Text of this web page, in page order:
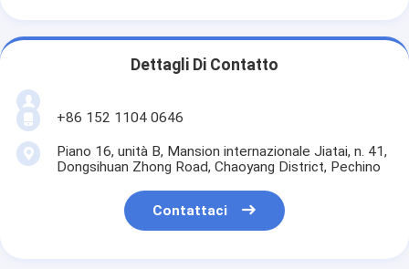
Dettagli Di Contatto
+86 152 1104 0646
Piano 16, unità B, Mansion internazionale Jiatai, n. 41,
Dongsihuan Zhong Road, Chaoyang District, Pechino
Contattaci